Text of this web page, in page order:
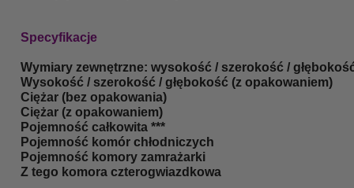
Specyfikacje
Wymiary zewnętrzne: wysokość / szerokość /
Wysokość / szerokość / głębokość (z opakowaniem)
Ciężar (bez opakowania)
Ciężar (z opakowaniem)
Pojemność całkowita ***
Pojemność komór chłodniczych
Pojemność komory zamrażarki
Z tego komora czterogwiazdkowa